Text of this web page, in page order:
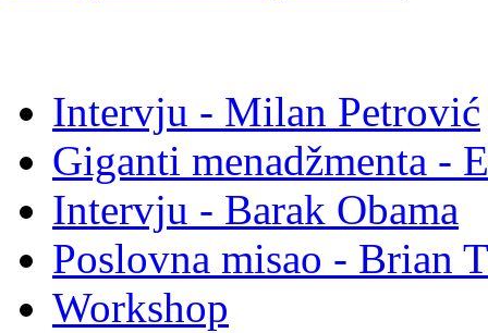
Intervju - Milan Petrović
Giganti menadžmenta -
Intervju - Barak Obama
Poslovna misao - Brian
Workshop